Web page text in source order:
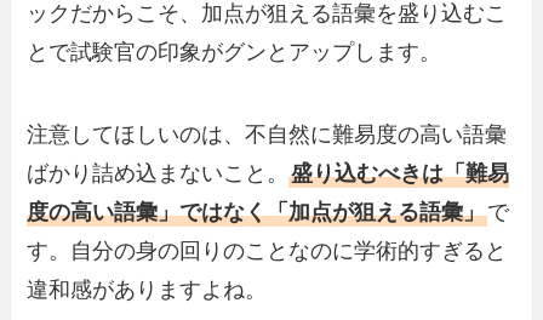
ックだからこそ、加点が狙える語彙を盛り込むこ
とで試験官の印象がグンとアップします。
注意してほしいのは、不自然に難易度の高い語彙
ばかり詰め込まないこと。盛り込むべきは「難易
度の高い語彙」ではなく「加点が狙える語彙」で
す。自分の身の回りのことなのに学術的すぎると
違和感がありますよね。